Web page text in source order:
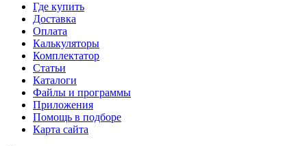
Где купить
Доставка
Оплата
Калькуляторы
Комплектатор
Статьи
Каталоги
Файлы и программы
Приложения
Помощь в подборе
Карта сайта